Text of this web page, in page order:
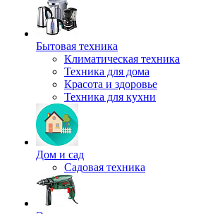
Бытовая техника
Климатическая техника
Техника для дома
Красота и здоровье
Техника для кухни
Дом и сад
Садовая техника